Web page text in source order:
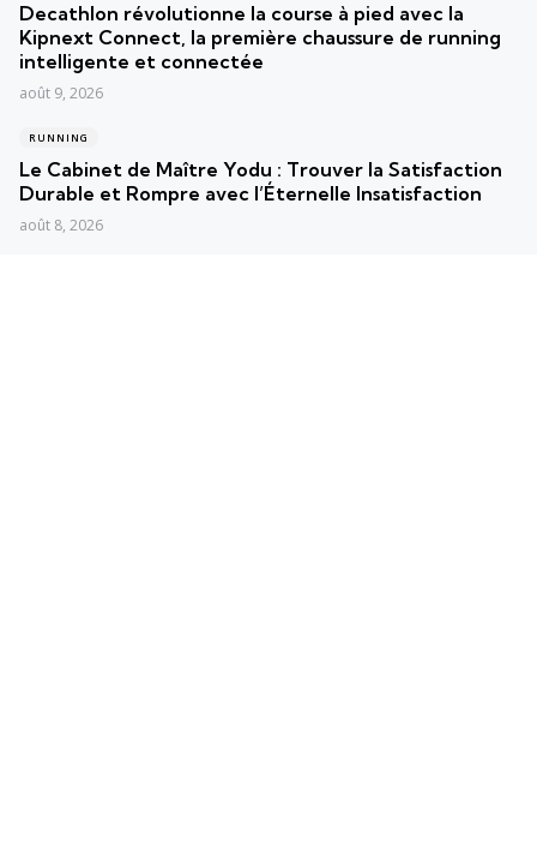
Decathlon révolutionne la course à pied avec la
Kipnext Connect, la première chaussure de running
intelligente et connectée
août 9, 2026
RUNNING
Le Cabinet de Maître Yodu : Trouver la Satisfaction
Durable et Rompre avec l’Éternelle Insatisfaction
août 8, 2026